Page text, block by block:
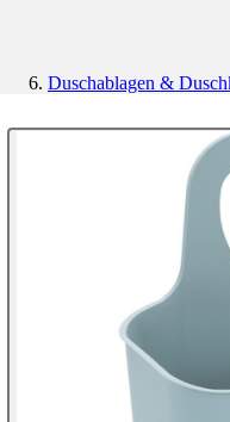
Duschablagen &